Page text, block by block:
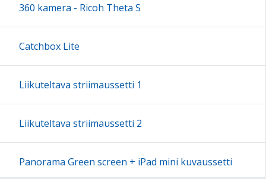
22:00
23:00
360 kamera - Ricoh Theta S
Catchbox Lite
Liikuteltava striimaussetti 1
Liikuteltava striimaussetti 2
Panorama Green screen + iPad mini kuvaussetti